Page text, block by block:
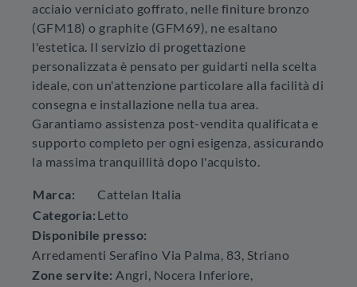
acciaio verniciato goffrato, nelle finiture bronzo
(GFM18) o graphite (GFM69), ne esaltano
l'estetica. Il servizio di progettazione
personalizzata è pensato per guidarti nella scelta
ideale, con un'attenzione particolare alla facilità di
consegna e installazione nella tua area.
Garantiamo assistenza post-vendita qualificata e
supporto completo per ogni esigenza, assicurando
la massima tranquillità dopo l'acquisto.
Marca:
Cattelan Italia
Categoria: Letto
Disponibile presso:
Arredamenti Serafino Via Palma, 83, Striano
Zone servite: Angri, Nocera Inferiore,